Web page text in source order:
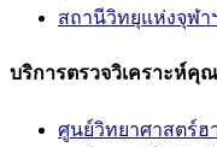
สถานีวิทยุแห่งจุฬา
บริการตรวจวิเคราะห์คุ
ศูนย์วิทยาศาสตร์ฮ